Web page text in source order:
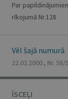
Par
rīkojumā Nr.128
Vēl šajā numurā
22.02.2000., Nr. 58/
ĪSCEĻI